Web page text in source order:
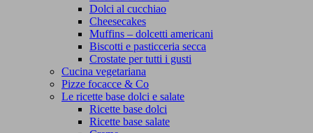
Dolci al cucchiao
Cheesecakes
Muffins – dolcetti americani
Biscotti e pasticceria secca
Crostate per tutti i gusti
Cucina vegetariana
Pizze focacce & Co
Le ricette base dolci e salate
Ricette base dolci
Ricette base salate